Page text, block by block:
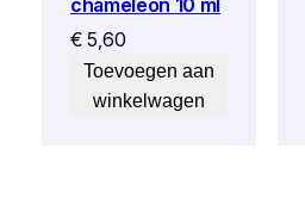
chameleon 10 ml
€5,60
Toevoegen aan
winkelwagen